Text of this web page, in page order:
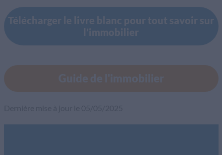
Télécharger le livre blanc pour tout savoir sur
l’immobilier